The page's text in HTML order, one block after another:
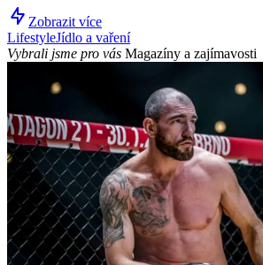
Zobrazit více
LifestyleJídlo a vaření
Vybrali jsme pro vás Magazíny a zajímavosti